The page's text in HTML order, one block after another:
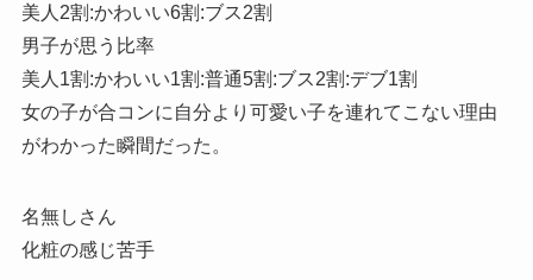
美人2割:かわいい6割:ブス2割
男子が思う比率
美人1割:かわいい1割:普通5割:ブス2割:デブ1割
女の子が合コンに自分より可愛い子を連れてこない理由
がわかった瞬間だった。
名無しさん
化粧の感じ苦手